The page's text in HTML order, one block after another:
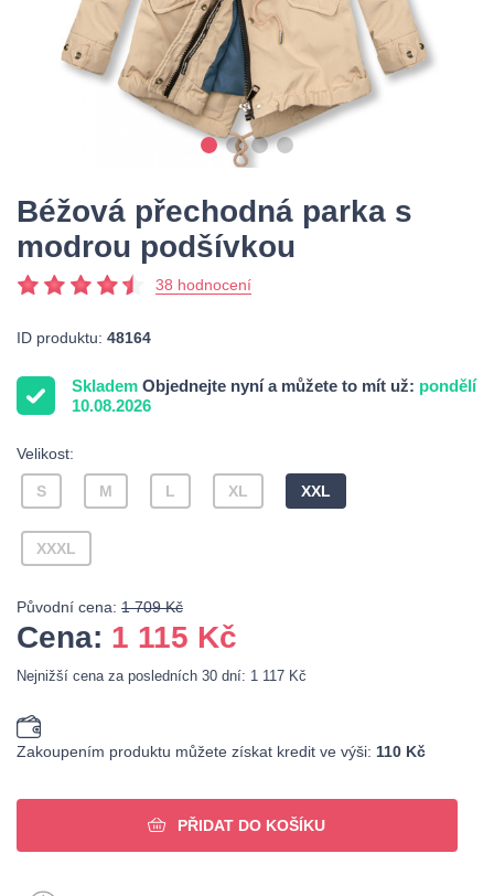
Béžová přechodná parka s
modrou podšívkou
38 hodnocení
ID produktu: 48164
Skladem Objednejte nyní a můžete to mít už: pondělí
10.08.2026
Velikost:
S M L XL XXL
XXXL
Původní cena: 1 709 Kč
Cena: 1 115 Kč
Nejnižší cena za posledních 30 dní: 1 117 Kč
Zakoupením produktu můžete získat kredit ve výši: 110 Kč
PŘIDAT DO KOŠÍKU